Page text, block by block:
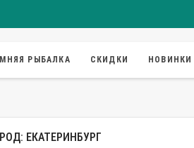
РЫБАЛКА СКИДКИ НОВИНКИ
ЕКАТЕРИНБУРГ